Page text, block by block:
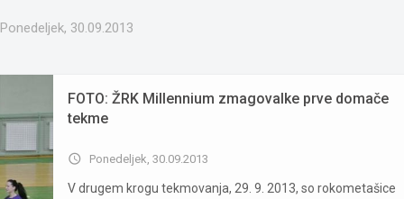
Ponedeljek, 30.09.2013
FOTO: ŽRK Millennium zmagovalke prve domače
tekme
access_time Ponedeljek, 30.09.2013
V drugem krogu tekmovanja, 29. 9. 2013, so rokometašice